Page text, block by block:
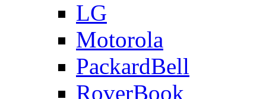
LG
Motorola
PackardBell
RoverBook